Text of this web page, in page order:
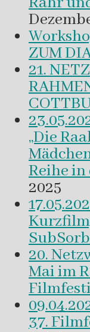
ZUM
21.
„Die
Reihe in
2025
20.
Mai im
37.